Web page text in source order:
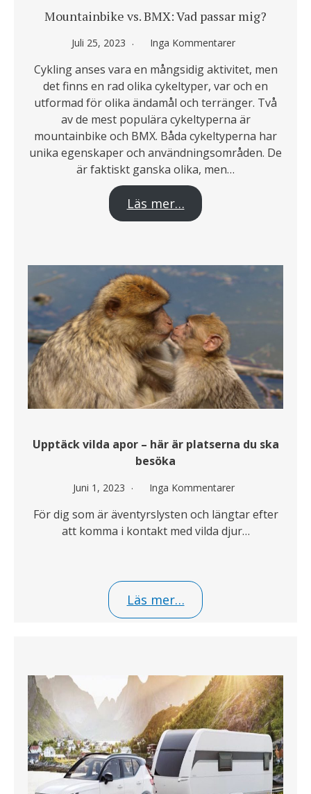
Mountainbike vs. BMX: Vad passar mig?
Juli 25, 2023 Inga Kommentarer
Cykling anses vara en mångsidig aktivitet, men
det finns en rad olika cykeltyper, var och en
utformad för olika ändamål och terränger. Två
av de mest populära cykeltyperna är
mountainbike och BMX. Båda cykeltyperna har
unika egenskaper och användningsområden. De
är faktiskt ganska olika, men…
Läs mer…
Upptäck vilda apor – här är platserna du ska
besöka
Juni 1, 2023 Inga Kommentarer
För dig som är äventyrslysten och längtar efter
att komma i kontakt med vilda djur…
Läs mer…